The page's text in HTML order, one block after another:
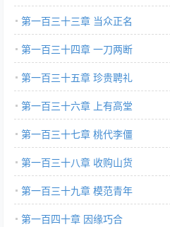
第一百三十三章 当众正名
第一百三十四章 一刀两断
第一百三十五章 珍贵聘礼
第一百三十六章 上有高堂
第一百三十七章 桃代李僵
第一百三十八章 收购山货
第一百三十九章 模范青年
第一百四十章 因缘巧合